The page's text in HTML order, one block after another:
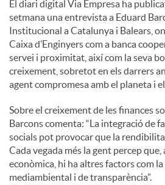
n
g
u
t
El diari digital Via Empresa ha
setmana una entrevista a Eduard
Institucional a Catalunya i Balears,
Caixa d’Enginyers com a banca
servei i proximitat, així com la seva
creixement, sobretot en els darrers
agent compromesa amb el planeta i
Sobre el creixement de les finances
Barcons comenta: “La integració de
socials pot provocar que la
Cada vegada més la gent percep
econòmica, hi ha altres factors com la
mediambiental i de transparència”.